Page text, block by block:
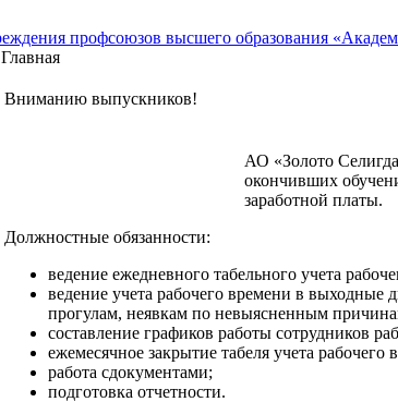
Главная
Вниманию выпускников!
АО «Золото
окончивших
заработной платы.
Должностные обязанности:
ведение ежедневного табельного учета
ведение учета рабочего времени в
прогулам, неявкам по невыясненным
составление графиков работы сотрудников
ежемесячное закрытие табеля учета рабочего
работа сдокументами;
подготовка отчетности.